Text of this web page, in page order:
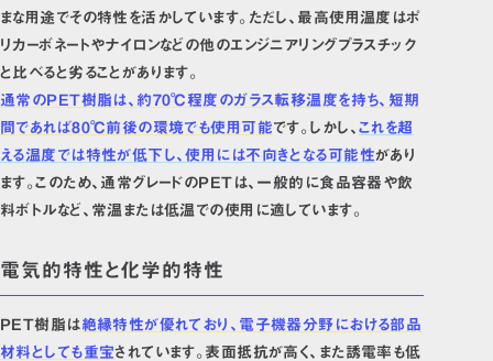
まな用途でその特性を活かしています。ただし、最高使用温度はポ
リカーボネートやナイロンなどの他のエンジニアリングプラスチック
と比べると劣ることがあります。
通常のPET樹脂は、約70℃程度のガラス転移温度を持ち、短期
間であれば80℃前後の環境でも使用可能です。しかし、 これを超
える温度では特性が低下し、使用には不向きとなる可能性があり
ます。このため、通常グレードのPETは、一般的に食品容器や飲
料ボトルなど、常温または低温での使用に適しています。
電気的特性と化学的特性
PET樹脂は絶縁特性が優れており、電子機器分野における部品
材料としても重宝されています。表面抵抗が高く、また誘電率も低